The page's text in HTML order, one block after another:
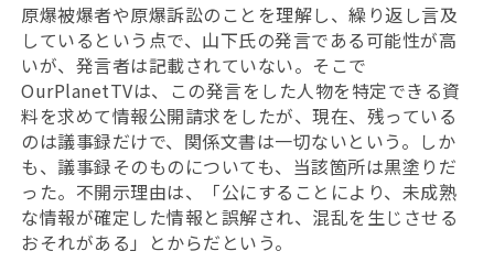
原爆被爆者や原爆訴訟のことを理解し、繰り返し言及
しているという点で、山下氏の発言である可能性が高
いが、発言者は記載されていない。そこで
OurPlanetTVは、この発言をした人物を特定できる資
料を求めて情報公開請求をしたが、現在、残っている
のは議事録だけで、関係文書は一切ないという。しか
も、議事録そのものについても、当該箇所は黒塗りだ
った。不開示理由は、「公にすることにより、未成熟
な情報が確定した情報と誤解され、混乱を生じさせる
おそれがある」とからだという。